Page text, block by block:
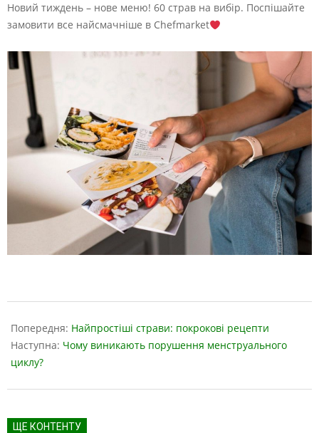
Новий тиждень – нове меню! 60 страв на вибір. Поспішайте
замовити все найсмачніше в Chefmarket
11-
17
Попередня: Найпростіші страви: покрокові рецепти
Наступна: Чому виникають порушення менструального
циклу?
ЩЕ КОНТЕНТУ